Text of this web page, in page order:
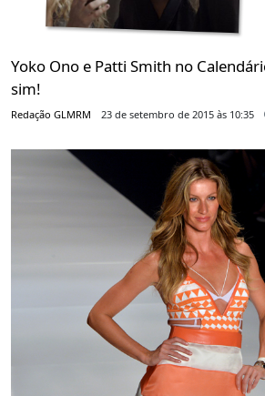
Yoko Ono e Patti Smith no
sim!
Redação GLMRM 23 de setembro de 2015 às 10:35